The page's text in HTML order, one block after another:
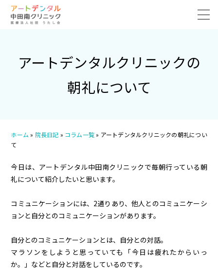
アートデンタルクリニックの
朝礼について
ホーム » 院長日記 » コラム一覧» アートデンタルクリニックの朝礼につい
て
今日は、アートデンタル中田南クリニックで毎朝行っている朝
礼について紹介したいと思います。
コミュニケーションには、2通りあり、他人とのコミュニケーシ
ョンと自分とのコミュニケーションがあります。
自分とのコミュニケーションとは、自分との対話。
マラソンをしようと思っていても「今日は疲れたからいっ
か。」などと自分と対話をしているのです。